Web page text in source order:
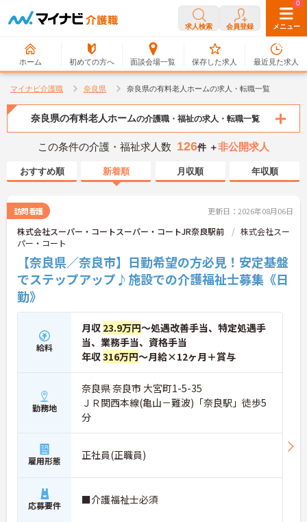
求人検索 会員登録 メニュー
ホーム 初めての方へ 面談会場一覧
0
保存した求人
0
最近見た求人
マイナビ介護職 奈良県 奈良県の有料老人ホームの求人・転職一覧
奈良県の有料老人ホームの介護職・福祉の求人・転職一覧
この条件の介護・福祉求人数 126件 ＋非公開求人
おすすめ順 新着順 月収順 年収順
訪問看護 更新日：2026年08月06日
株式会社スーパー・コートスーパー・コートJR奈良駅前
株式会社スー
パー・コート
【奈良県／奈良市】日勤希望の方必見！安定基盤
でステップアップ♪施設での介護福祉士募集《日
勤》
給料
月収 23.9万円～処遇改善手当、特定処遇手
当、業務手当、資格手当
年収316万円～月給×12ヶ月＋賞与
勤務地
奈良県 奈良市 大宮町1-5-35
ＪＲ関西本線(亀山－難波)「奈良駅」徒歩5
分
雇用形態 正社員(正職員)
応募要件 ■介護福祉士必須